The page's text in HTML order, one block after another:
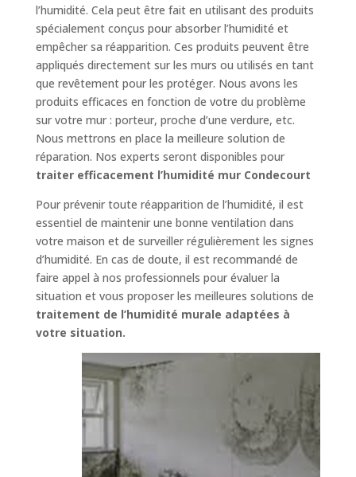
l’humidité. Cela peut être fait en utilisant des produits
spécialement conçus pour absorber l’humidité et
empêcher sa réapparition. Ces produits peuvent être
appliqués directement sur les murs ou utilisés en tant
que revêtement pour les protéger. Nous avons les
produits efficaces en fonction de votre du problème
sur votre mur : porteur, proche d’une verdure, etc.
Nous mettrons en place la meilleure solution de
réparation. Nos experts seront disponibles pour
traiter efficacement l’humidité mur Condecourt
Pour prévenir toute réapparition de l’humidité, il est
essentiel de maintenir une bonne ventilation dans
votre maison et de surveiller régulièrement les signes
d’humidité. En cas de doute, il est recommandé de
faire appel à nos professionnels pour évaluer la
situation et vous proposer les meilleures solutions de
traitement de l’humidité murale adaptées à
votre situation.